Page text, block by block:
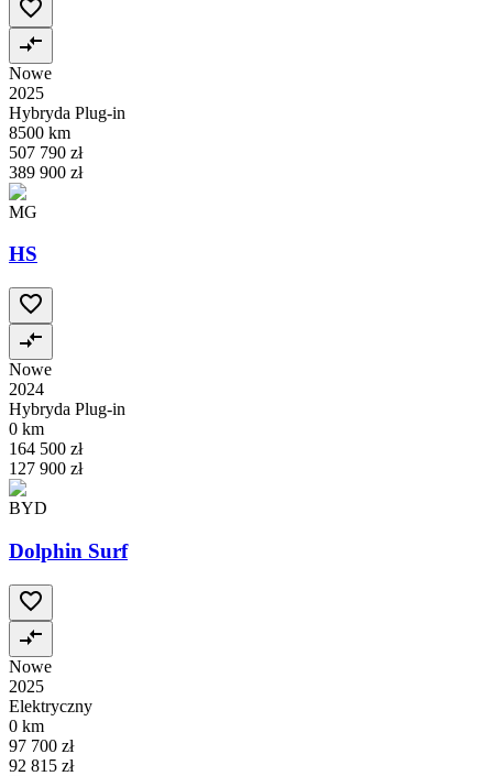
Nowe
2025
Hybryda Plug-in
8500 km
507 790 zł
389 900 zł
MG
HS
Nowe
2024
Hybryda Plug-in
0 km
164 500 zł
127 900 zł
BYD
Dolphin Surf
Nowe
2025
Elektryczny
0 km
97 700 zł
92 815 zł